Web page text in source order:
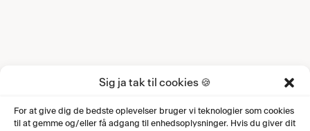
Sig ja tak til cookies 🍪
For at give dig de bedste oplevelser bruger vi teknologier som cookies
til at gemme og/eller få adgang til enhedsoplysninger. Hvis du giver dit